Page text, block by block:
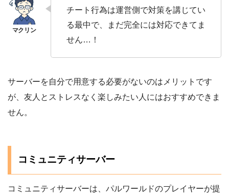
チート行為は運営側で対策を講じてい
る最中で、まだ完全には対応できてま
せん…！
サーバーを自分で用意する必要がないのはメリットです
が、友人とストレスなく楽しみたい人にはおすすめできま
せん。
コミュニティサーバー
コミュニティサーバーは、パルワールドのプレイヤーが提